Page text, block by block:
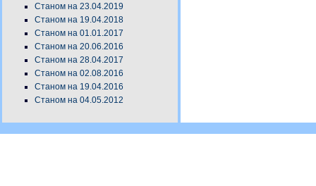
Станом на 23.04.2019
Станом на 19.04.2018
Станом на 01.01.2017
Станом на 20.06.2016
Станом на 28.04.2017
Станом на 02.08.2016
Станом на 19.04.2016
Станом на 04.05.2012